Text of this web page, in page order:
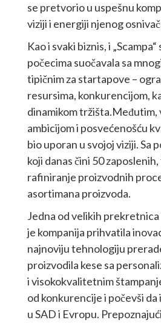
se pretvorio u uspešnu
viziji i energiji njenog
Kao i svaki biznis, i
počecima suočavala sa
tipičnim za startapove –
resursima, konkurencijom,
dinamikom tržišta.Međutim,
ambicijom i posvećenošću
bio uporan u svojoj viziji. Sa
koji danas čini 50
rafiniranje proizvodnih
asortimana proizvoda.
Jedna od velikih prekretnica
je kompanija prihvatila
najnoviju tehnologiju
proizvodila kese sa
i visokokvalitetnim
od konkurencije i počevši da
u SAD i Evropu.